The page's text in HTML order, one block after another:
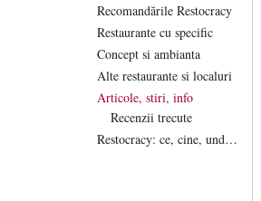
Recomandările Restocracy
Restaurante cu specific
Concept si ambianta
Alte restaurante si localuri
Articole, stiri, info
Recenzii trecute
Restocracy: ce, cine, unde...